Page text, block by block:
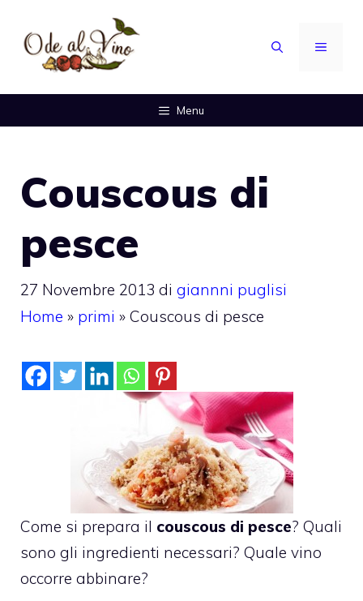
contenuto
MENU
Menu
Couscous di
pesce
27 Novembre 2013 di giannni puglisi
Home » primi » Couscous di pesce
Come si prepara il couscous di pesce? Quali
sono gli ingredienti necessari? Quale vino
occorre abbinare?